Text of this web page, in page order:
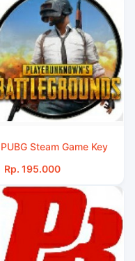
PUBG Steam Game Key
Rp. 195.000